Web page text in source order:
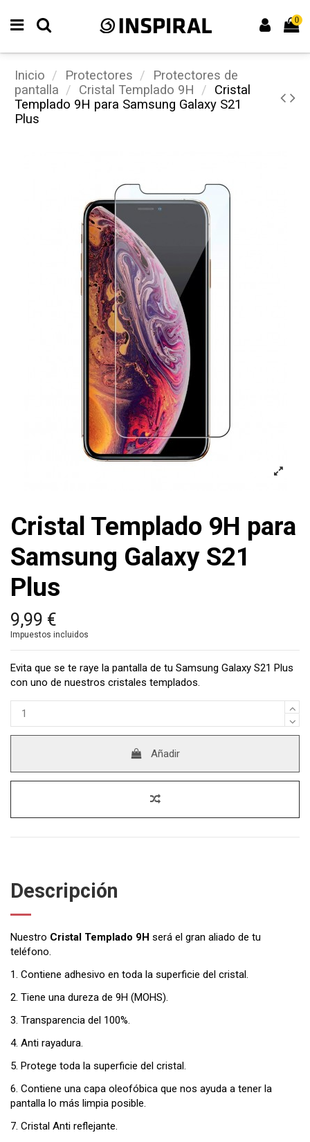
0
Inicio Protectores
Protectores de
pantalla
Cristal Templado 9H
Cristal
Templado 9H para Samsung Galaxy S21
Plus
Cristal Templado 9H para
Samsung Galaxy S21
Plus
9,99 €
Impuestos incluidos
Evita que se te raye la pantalla de tu Samsung Galaxy S21 Plus
con uno de nuestros cristales templados.
Añadir
Descripción
Nuestro Cristal Templado 9H será el gran aliado de tu
teléfono.
1. Contiene adhesivo en toda la superficie del cristal.
2. Tiene una dureza de 9H (MOHS).
3. Transparencia del 100%.
4. Anti rayadura.
5. Protege toda la superficie del cristal.
6. Contiene una capa oleofóbica que nos ayuda a tener la
pantalla lo más limpia posible.
7. Cristal Anti reflejante.